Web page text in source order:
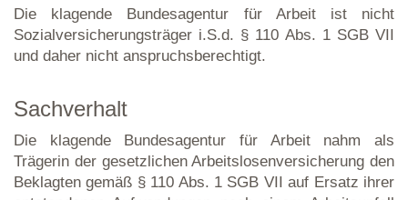
Die klagende Bundesagentur für Arbeit ist nicht
Sozialversicherungsträger i.S.d. § 110 Abs. 1 SGB VII
und daher nicht anspruchsberechtigt.
Sachverhalt
Die klagende Bundesagentur für Arbeit nahm als
Trägerin der gesetzlichen Arbeitslosenversicherung den
Beklagten gemäß § 110 Abs. 1 SGB VII auf Ersatz ihrer